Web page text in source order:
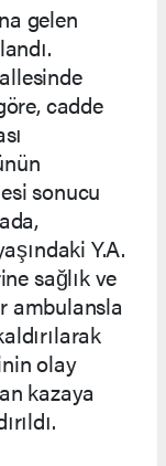
gelen
cadde
sonucu
Y.A.
sağlık ve
ambulansla
olay
kazaya